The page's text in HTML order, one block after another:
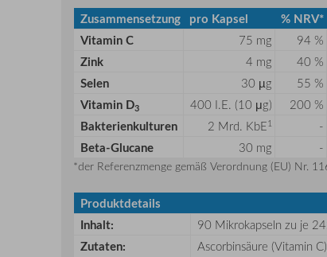
Zusammensetzung pro Kapsel % NRV*
Vitamin C
75 mg 94 %
Zink 4 mg 40 %
Selen 30 µg 55 %
Vitamin D3 400 I.E. (10 μg) 200 %
Bakterienkulturen 2 Mrd. KbE1 -
Beta-Glucane 30 mg -
*der Referenzmenge gemäß Verordnung (EU) Nr.
Produktdetails
Inhalt:
90 Mikrokapseln zu je
Zutaten:
Ascorbinsäure (Vitamin